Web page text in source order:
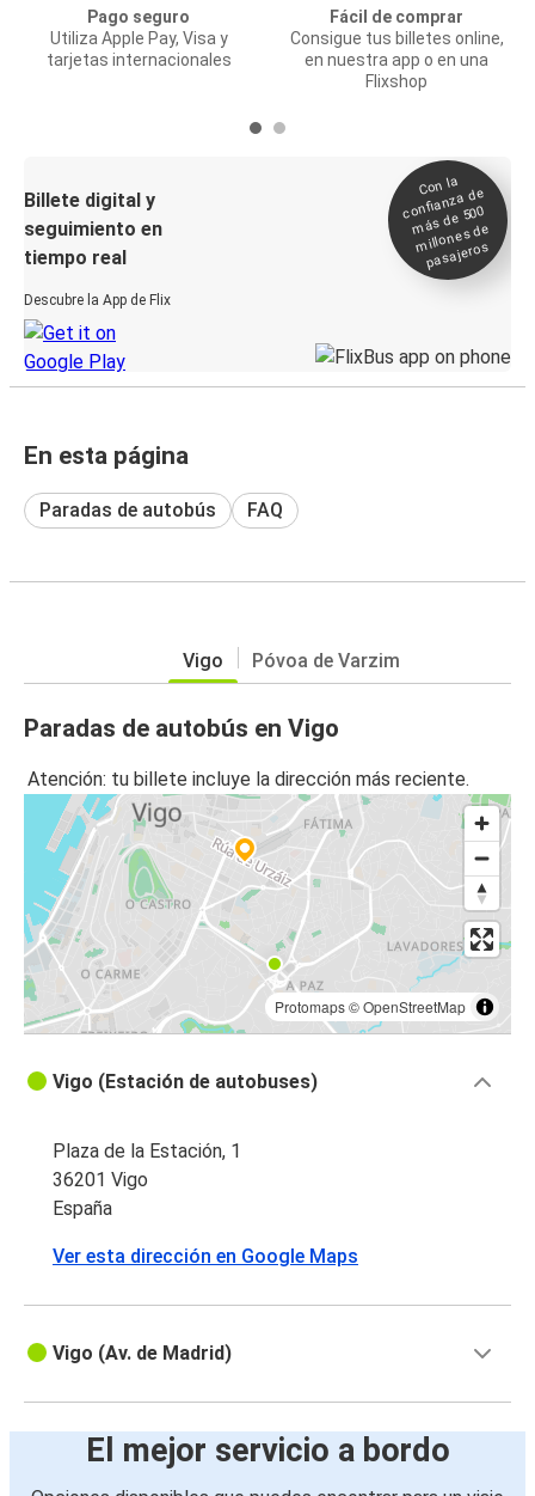
Pago seguro
Utiliza Apple Pay, Visa y
tarjetas internacionales
Fácil de comprar
Consigue tus billetes online,
en nuestra app o en una
Flixshop
Billete digital y
seguimiento en
tiempo real
Descubre la App de Flix
Con la
confianza de
más de 500
millones de
pasajeros
En esta página
Paradas de autobús FAQ
Vigo Póvoa de Varzim
Paradas de autobús en Vigo
Atención: tu billete incluye la dirección más reciente.
Protomaps©OpenStreetMap
Vigo (Estación de autobuses)
Plaza de la Estación, 1
36201 Vigo
España
Ver esta dirección en Google Maps
Vigo (Av. de Madrid)
El mejor servicio a bordo